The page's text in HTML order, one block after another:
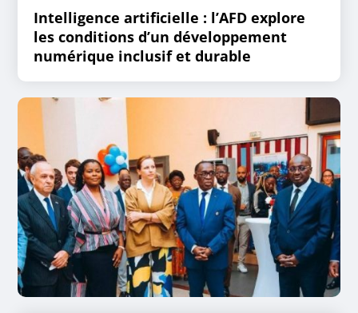
Intelligence artificielle : l’AFD explore
les conditions d’un développement
numérique inclusif et durable